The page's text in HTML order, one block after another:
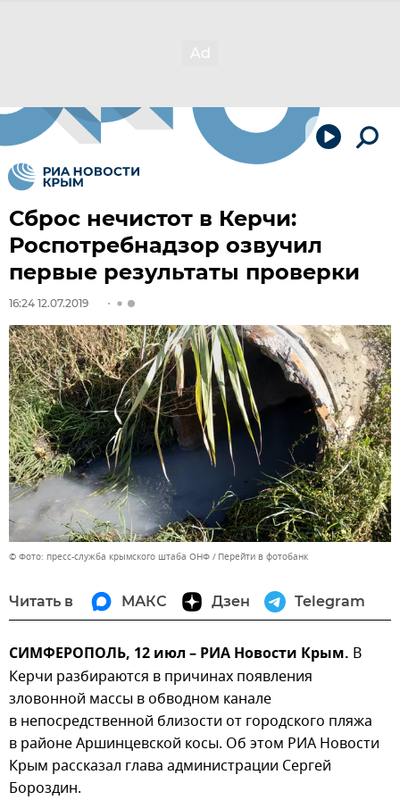
Сброс нечистот в Керчи:
Роспотребнадзор озвучил
первые результаты проверки
16:24 12.07.2019
© Фото: пресс-служба крымского штаба ОНФ Перейти в фотобанк
Читать в МАКС Дзен Telegram
СИМФЕРОПОЛЬ, 12 июл – РИА Новости Крым. В
Керчи разбираются в причинах появления
зловонной массы в обводном канале
в непосредственной близости от городского пляжа
в районе Аршинцевской косы. Об этом РИА Новости
Крым рассказал глава администрации Сергей
Бороздин.